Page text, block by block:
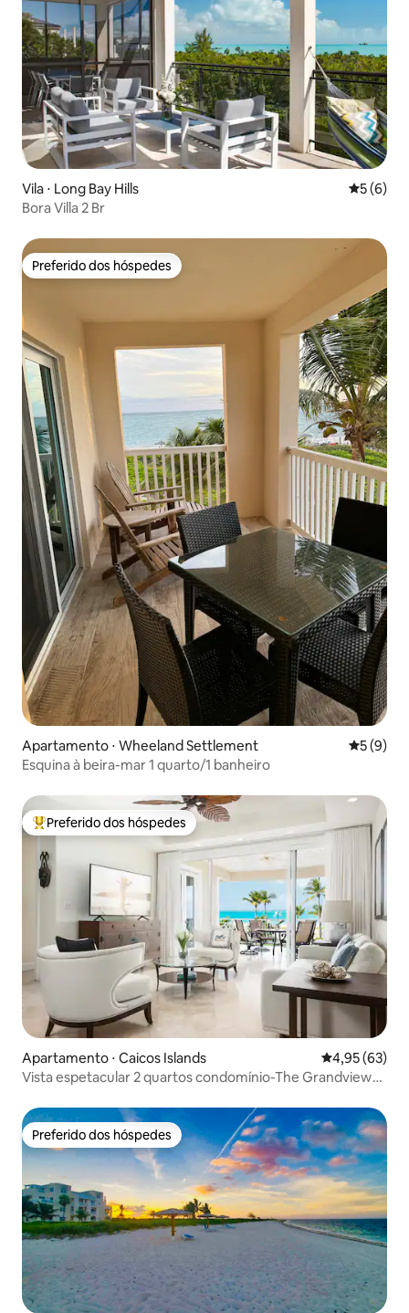
Vila ⋅ Long Bay Hills 5 de
5 (6)
Bora Villa 2 Br
Preferido dos hóspedes
Preferido dos hóspedes
Apartamento ⋅ Wheeland Settlement 5 de
5 (9)
Esquina à beira-mar 1 quarto/1 banheiro
Entre os melhores preferidos dos hóspedes
Preferido dos hóspedes
Apartamento ⋅ Caicos Islands 4,95 de uma
4,95 (63)
Vista espetacular 2 quartos condomínio-The Grandview
Preferido dos hóspedes
Preferido dos hóspedes